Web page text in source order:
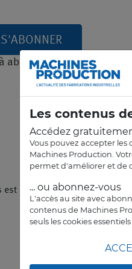
Les contenus
Accédez
Vous pouvez accepter les
Machines Production.
permet d'améliorer et de
... ou abonnez-vous
L'accès au site avec
contenus de Machines
seuls les cookies
S'ABONNER
abonné ?Connectez-vous
est proposé par la rédaction de